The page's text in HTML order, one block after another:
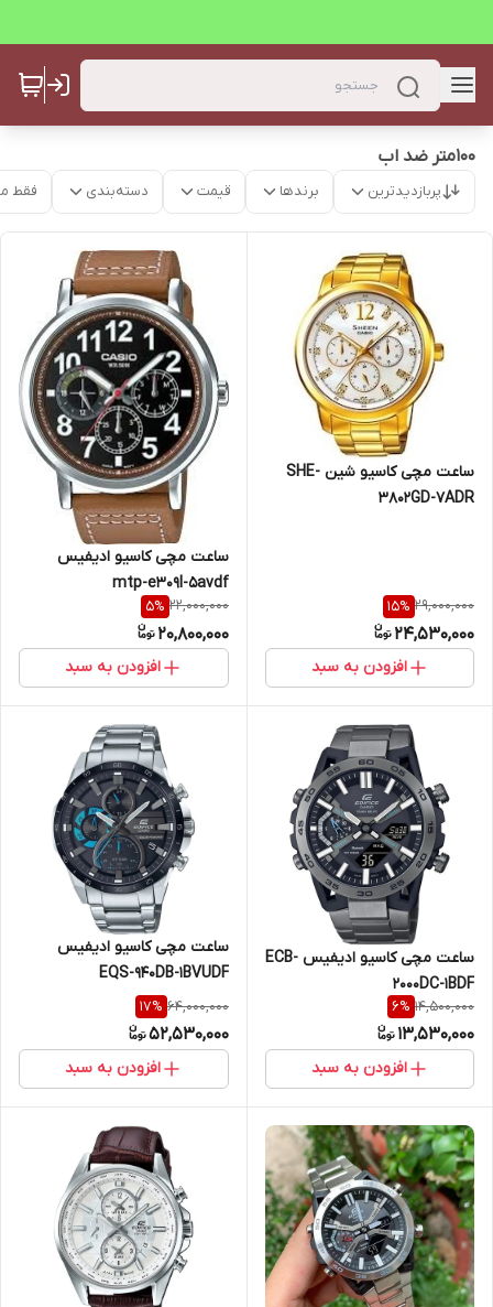
100متر ضد اب
پربازدیدترین برندها قیمت دسته‌بندی فقط
ساعت مچی کاسیو شین SHE-
3802GD-7ADR
29,000,000
15%
24,530,000
افزودن به سبد
ساعت مچی کاسیو ادیفیس
mtp-e309l-5avdf
22,000,000
5%
20,800,000
افزودن به سبد
ساعت مچی کاسیو ادیفیس ECB-
2000DC-1BDF
14,500,000
6%
13,530,000
افزودن به سبد
ساعت مچی کاسیو ادیفیس
EQS-940DB-1BVUDF
64,000,000
17%
52,530,000
افزودن به سبد